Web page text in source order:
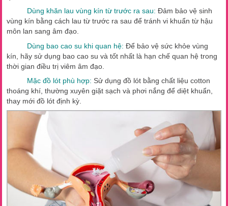
Dùng khăn lau vùng kín từ trước ra sau:Đảm bảo vệ sinh
vùng kín bằng cách lau từ trước ra sau để tránh vi khuẩn từ hậu
môn lan sang âm đạo.
Dùng bao cao su khi quan hệ:Để bảo vệ sức khỏe vùng
kín, hãy sử dụng bao cao su và tốt nhất là hạn chế quan hệ trong
thời gian điều trị viêm âm đạo.
Mặc đồ lót phù hợp: Sử dụng đồ lót bằng chất liệu cotton
thoáng khí, thường xuyên giặt sạch và phơi nắng để diệt khuẩn,
thay mới đồ lót định kỳ.